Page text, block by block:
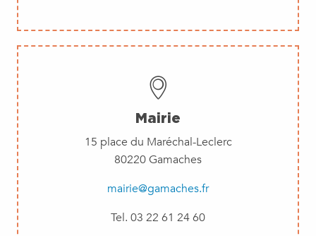
Mairie
15 place du Maréchal-Leclerc
80220 Gamaches
mairie@gamaches.fr
Tel. 03 22 61 24 60